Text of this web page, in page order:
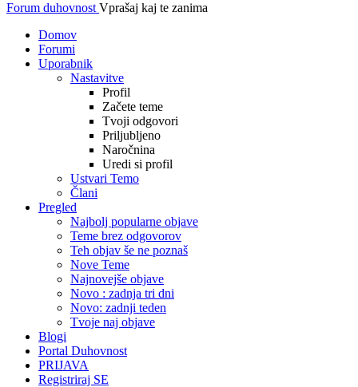
Forum duhovnost Vprašaj kaj te zanima
Domov
Forumi
Uporabnik
Nastavitve
Profil
Začete teme
Tvoji odgovori
Priljubljeno
Naročnina
Uredi si profil
Ustvari Temo
Člani
Pregled
Najbolj popularne objave
Teme brez odgovorov
Teh objav še ne poznaš
Nove Teme
Najnovejše objave
Novo : zadnja tri dni
Novo: zadnji teden
Tvoje naj objave
Blogi
Portal Duhovnost
PRIJAVA
Registriraj SE